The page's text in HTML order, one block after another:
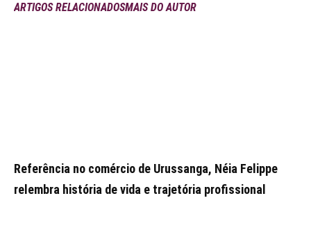
ARTIGOS RELACIONADOSMAIS DO AUTOR
Referência no comércio de Urussanga, Néia Felippe
relembra história de vida e trajetória profissional